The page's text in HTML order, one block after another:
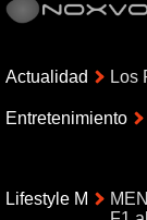
Actualidad Los
Entretenimiento
Lifestyle M